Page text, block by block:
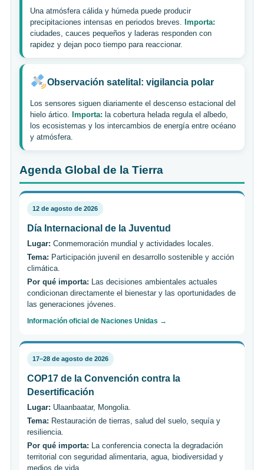
Una atmósfera cálida y húmeda puede producir
precipitaciones intensas en periodos breves.
Importa:
ciudades, cauces pequeños y laderas responden con
rapidez y dejan poco tiempo para reaccionar.
Observación satelital: vigilancia polar
Los sensores siguen diariamente el descenso estacional del
hielo ártico.
Importa: la cobertura helada regula el albedo,
los ecosistemas y los intercambios de energía entre océano
y atmósfera.
Agenda Global de la Tierra
12 de agosto de 2026
Día Internacional de la Juventud
Lugar: Conmemoración mundial y actividades locales.
Tema: Participación juvenil en desarrollo sostenible y acción
climática.
Por qué importa: Las decisiones ambientales actuales
condicionan directamente el bienestar y las oportunidades de
las generaciones jóvenes.
Información oficial de Naciones Unidas →
17–28 de agosto de 2026
COP17 de la Convención contra la
Desertificación
Lugar: Ulaanbaatar, Mongolia.
Tema: Restauración de tierras, salud del suelo, sequía y
resiliencia.
Por qué importa: La conferencia conecta la degradación
territorial con seguridad alimentaria, agua, biodiversidad y
medios de vida.